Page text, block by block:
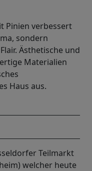
Pinien verbessert
sondern
Ästhetische und
Materialien
Haus aus.
Teilmarkt
welcher heute